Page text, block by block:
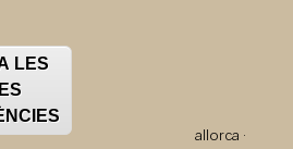
· Plaça Major, 1 · 07630 · Mallorca ·
LES